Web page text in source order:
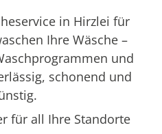
in Hirzlei für
Ihre Wäsche –
und
schonend und
für all Ihre Standorte